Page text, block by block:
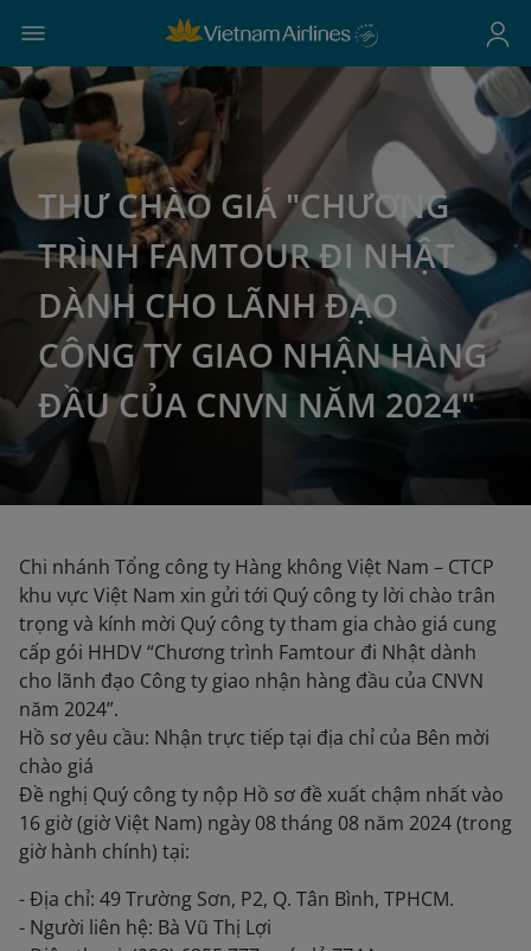
THƯ CHÀO GIÁ "CHƯƠNG
TRÌNH FAMTOUR ĐI NHẬT
DÀNH CHO LÃNH ĐẠO
CÔNG TY GIAO NHẬN HÀNG
ĐẦU CỦA CNVN NĂM 2024"
Chi nhánh Tổng công ty Hàng không Việt Nam – CTCP
khu vực Việt Nam xin gửi tới Quý công ty lời chào trân
trọng và kính mời Quý công ty tham gia chào giá cung
cấp gói HHDV “Chương trình Famtour đi Nhật dành
cho lãnh đạo Công ty giao nhận hàng đầu của CNVN
năm 2024”.
Hồ sơ yêu cầu: Nhận trực tiếp tại địa chỉ của Bên mời
chào giá
Đề nghị Quý công ty nộp Hồ sơ đề xuất chậm nhất vào
16 giờ (giờ Việt Nam) ngày 08 tháng 08 năm 2024 (trong
giờ hành chính) tại:
- Địa chỉ: 49 Trường Sơn, P2, Q. Tân Bình, TPHCM.
- Người liên hệ: Bà Vũ Thị Lợi